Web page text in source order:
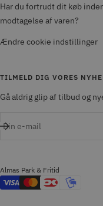
Har du fortrudt dit køb
modtagelse af varen?
Ændre cookie indstillinger
TILMELD DIG VORES
Gå aldrig glip af tilbud og
Din e-mail
Almas Park & Fritid